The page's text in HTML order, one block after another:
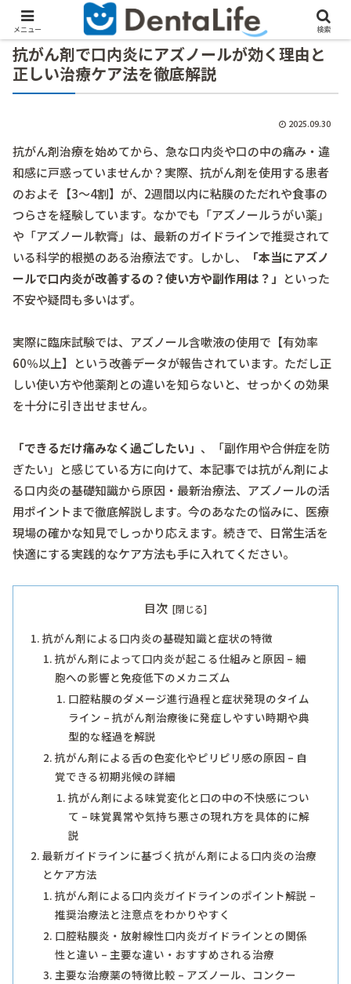
抗がん剤で口内炎にアズノールが効く理由と
正しい治療ケア法を徹底解説
2025.09.30
抗がん剤治療を始めてから、急な口内炎や口の中の痛み・違
和感に戸惑っていませんか？実際、抗がん剤を使用する患者
のおよそ【3～4割】が、2週間以内に粘膜のただれや食事の
つらさを経験しています。なかでも「アズノールうがい薬」
や「アズノール軟膏」は、最新のガイドラインで推奨されて
いる科学的根拠のある治療法です。しかし、
「本当にアズノ
ールで口内炎が改善するの？使い方や副作用は？」 といった
不安や疑問も多いはず。
実際に臨床試験では、アズノール含嗽液の使用で【有効率
60％以上】という改善データが報告されています。ただし正
しい使い方や他薬剤との違いを知らないと、せっかくの効果
を十分に引き出せません。
「できるだけ痛みなく過ごしたい」 、「副作用や合併症を防
ぎたい」と感じている方に向けて、本記事では抗がん剤によ
る口内炎の基礎知識から原因・最新治療法、アズノールの活
用ポイントまで徹底解説します。今のあなたの悩みに、医療
現場の確かな知見でしっかり応えます。続きで、日常生活を
快適にする実践的なケア方法も手に入れてください。
目次
抗がん剤による口内炎の基礎知識と症状の特徴
抗がん剤によって口内炎が起こる仕組みと原因 – 細
胞への影響と免疫低下のメカニズム
口腔粘膜のダメージ進行過程と症状発現のタイム
ライン – 抗がん剤治療後に発症しやすい時期や典
型的な経過を解説
抗がん剤による舌の色変化やピリピリ感の原因 – 自
覚できる初期兆候の詳細
抗がん剤による味覚変化と口の中の不快感につい
て – 味覚異常や気持ち悪さの現れ方を具体的に解
説
最新ガイドラインに基づく抗がん剤による口内炎の治療
とケア方法
抗がん剤による口内炎ガイドラインのポイント解説 –
推奨治療法と注意点をわかりやすく
口腔粘膜炎・放射線性口内炎ガイドラインとの関係
性と違い – 主要な違い・おすすめされる治療
主要な治療薬の特徴比較 – アズノール、コンクー
メニュー 検索